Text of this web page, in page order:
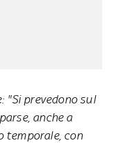
"Si prevedono sul
anche a
temporale, con